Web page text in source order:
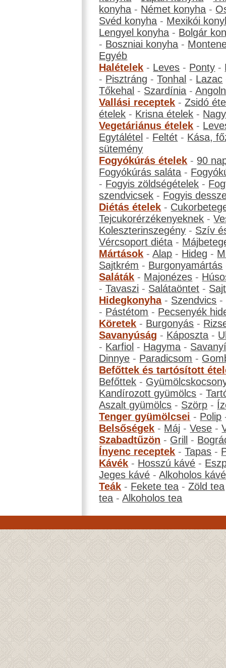
konyha - Német konyha -
Svéd konyha - Mexikói
Lengyel konyha - Bolgár
- Boszniai konyha -
Egyéb
Halételek - Leves - Ponty -
- Pisztráng -Tonhal - Lazac
Tőkehal - Szardínia -
Vallási receptek -Zsidó
ételek - Krisna ételek -
Vegetáriánus ételek -
Egytálétel - Feltét - Kása,
sütemény
Fogyókúrás ételek - 90
Fogyókúrás saláta -
- Fogyis zöldségételek -
szendvicsek - Fogyis
Diétás ételek -
Tejcukorérzékenyeknek -
Koleszterinszegény - Szív
Vércsoport diéta -
Mártások -Alap - Hideg -
Sajtkrém - Burgonyamártás
Saláták - Majonézes -
-Tavaszi - Salátaöntet -
Hidegkonyha- Szendvics -
- Pástétom - Pecsenyék
Köretek - Burgonyás -
Savanyúság - Káposzta -
- Karfiol - Hagyma -
Dinnye - Paradicsom -
Befőttek és tartósított
Befőttek -
Kandírozott gyümölcs -
Aszalt gyümölcs - Szörp -
Tenger gyümölcsei - Polip
Belsőségek - Máj -Vese -
Szabadtűzön - Grill -
Ínyenc receptek -Tapas -
Kávék - Hosszú kávé -
Jeges kávé -Alkoholos kávé
Teák - Fekete tea -Zöld tea
tea -Alkoholos tea